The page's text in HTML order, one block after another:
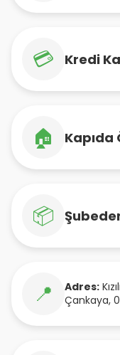
💳 Kredi
🏠 Kapıda
📦
📍 Adres:
Çankaya,